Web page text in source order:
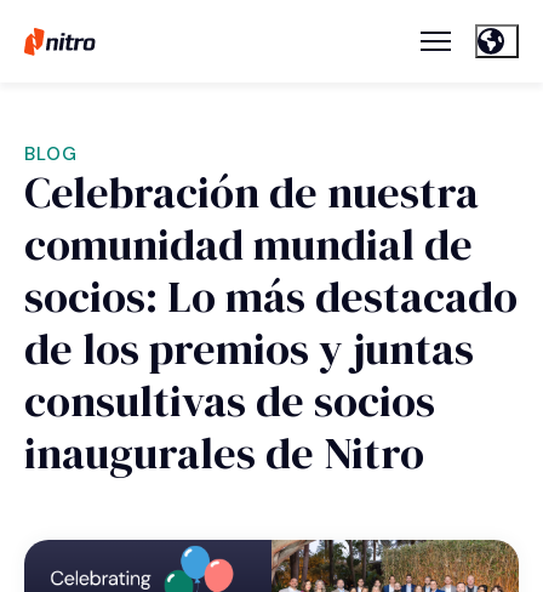
BLOG
Celebración de nuestra
comunidad mundial de
socios: Lo más destacado
de los premios y juntas
consultivas de socios
inaugurales de Nitro